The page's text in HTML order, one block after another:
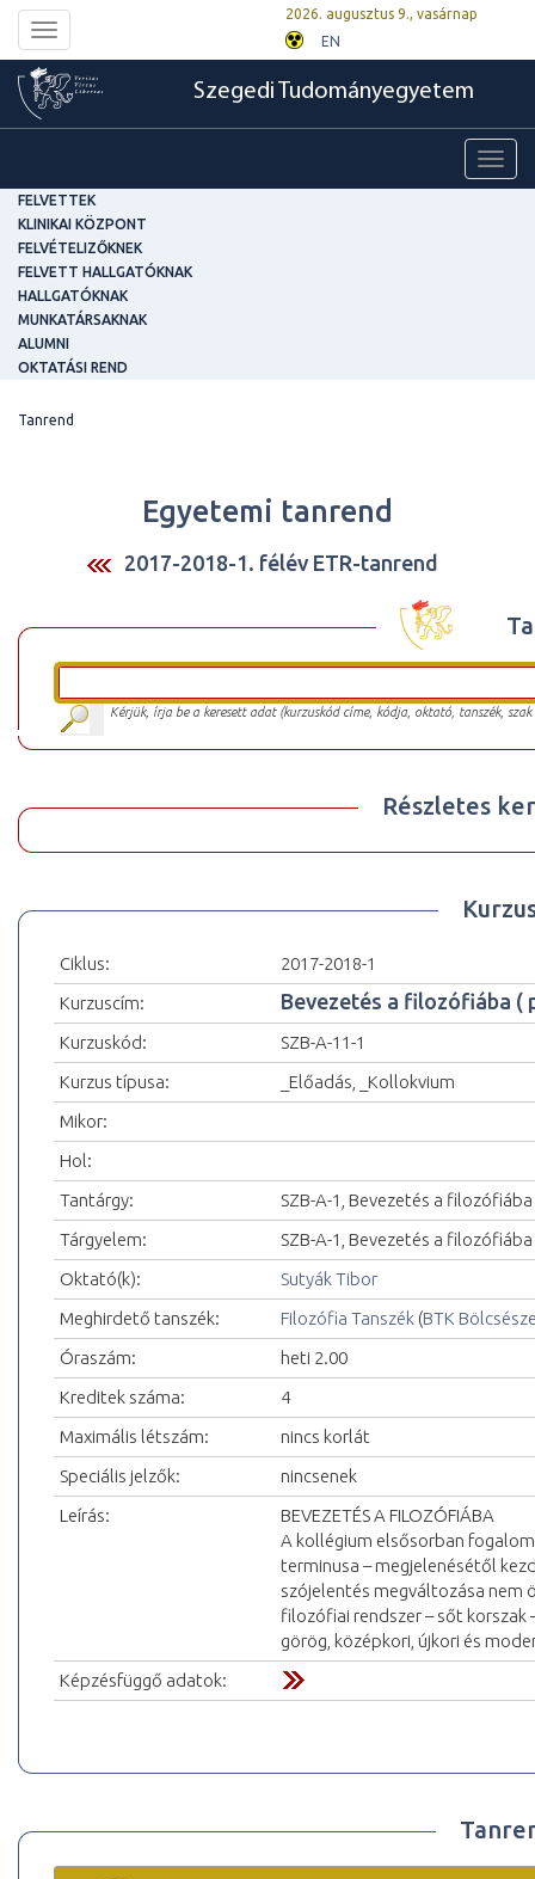
Toggle
navigation
2026. augusztus 9., vasárnap
EN
Szegedi Tudományegyetem
FELVETTEK
KLINIKAI KÖZPONT
FELVÉTELIZŐKNEK
FELVETT HALLGATÓKNAK
HALLGATÓKNAK
MUNKATÁRSAKNAK
ALUMNI
OKTATÁSI REND
Tanrend
Egyetemi tanrend
2017-2018-1. félév ETR-tanrend
Kérjük, írja be a keresett adat (kurzuskód címe, kódja, oktató, tanszék,
Részletes
Ciklus:
2017-2018-1
Kurzuscím:
Bevezetés a filozófiába (
Kurzuskód:
SZB-A-11-1
Kurzus típusa:
_Előadás, _Kollokvium
Mikor:
Hol:
Tantárgy:
SZB-A-1, Bevezetés a filozófiába
Tárgyelem:
SZB-A-1, Bevezetés a filozófiába
Oktató(k):
Sutyák Tibor
Meghirdető tanszék:
Filozófia Tanszék (BTK
Óraszám:
heti 2.00
Kreditek száma:
4
Maximális létszám:
nincs korlát
Speciális jelzők:
nincsenek
Leírás:
BEVEZETÉS A FILOZÓFIÁBA
A kollégium elsősorban
terminusa – megjelenésétől
szójelentés megváltozása nem
filozófiai rendszer – sőt
görög, középkori, újkori és
Képzésfüggő adatok: